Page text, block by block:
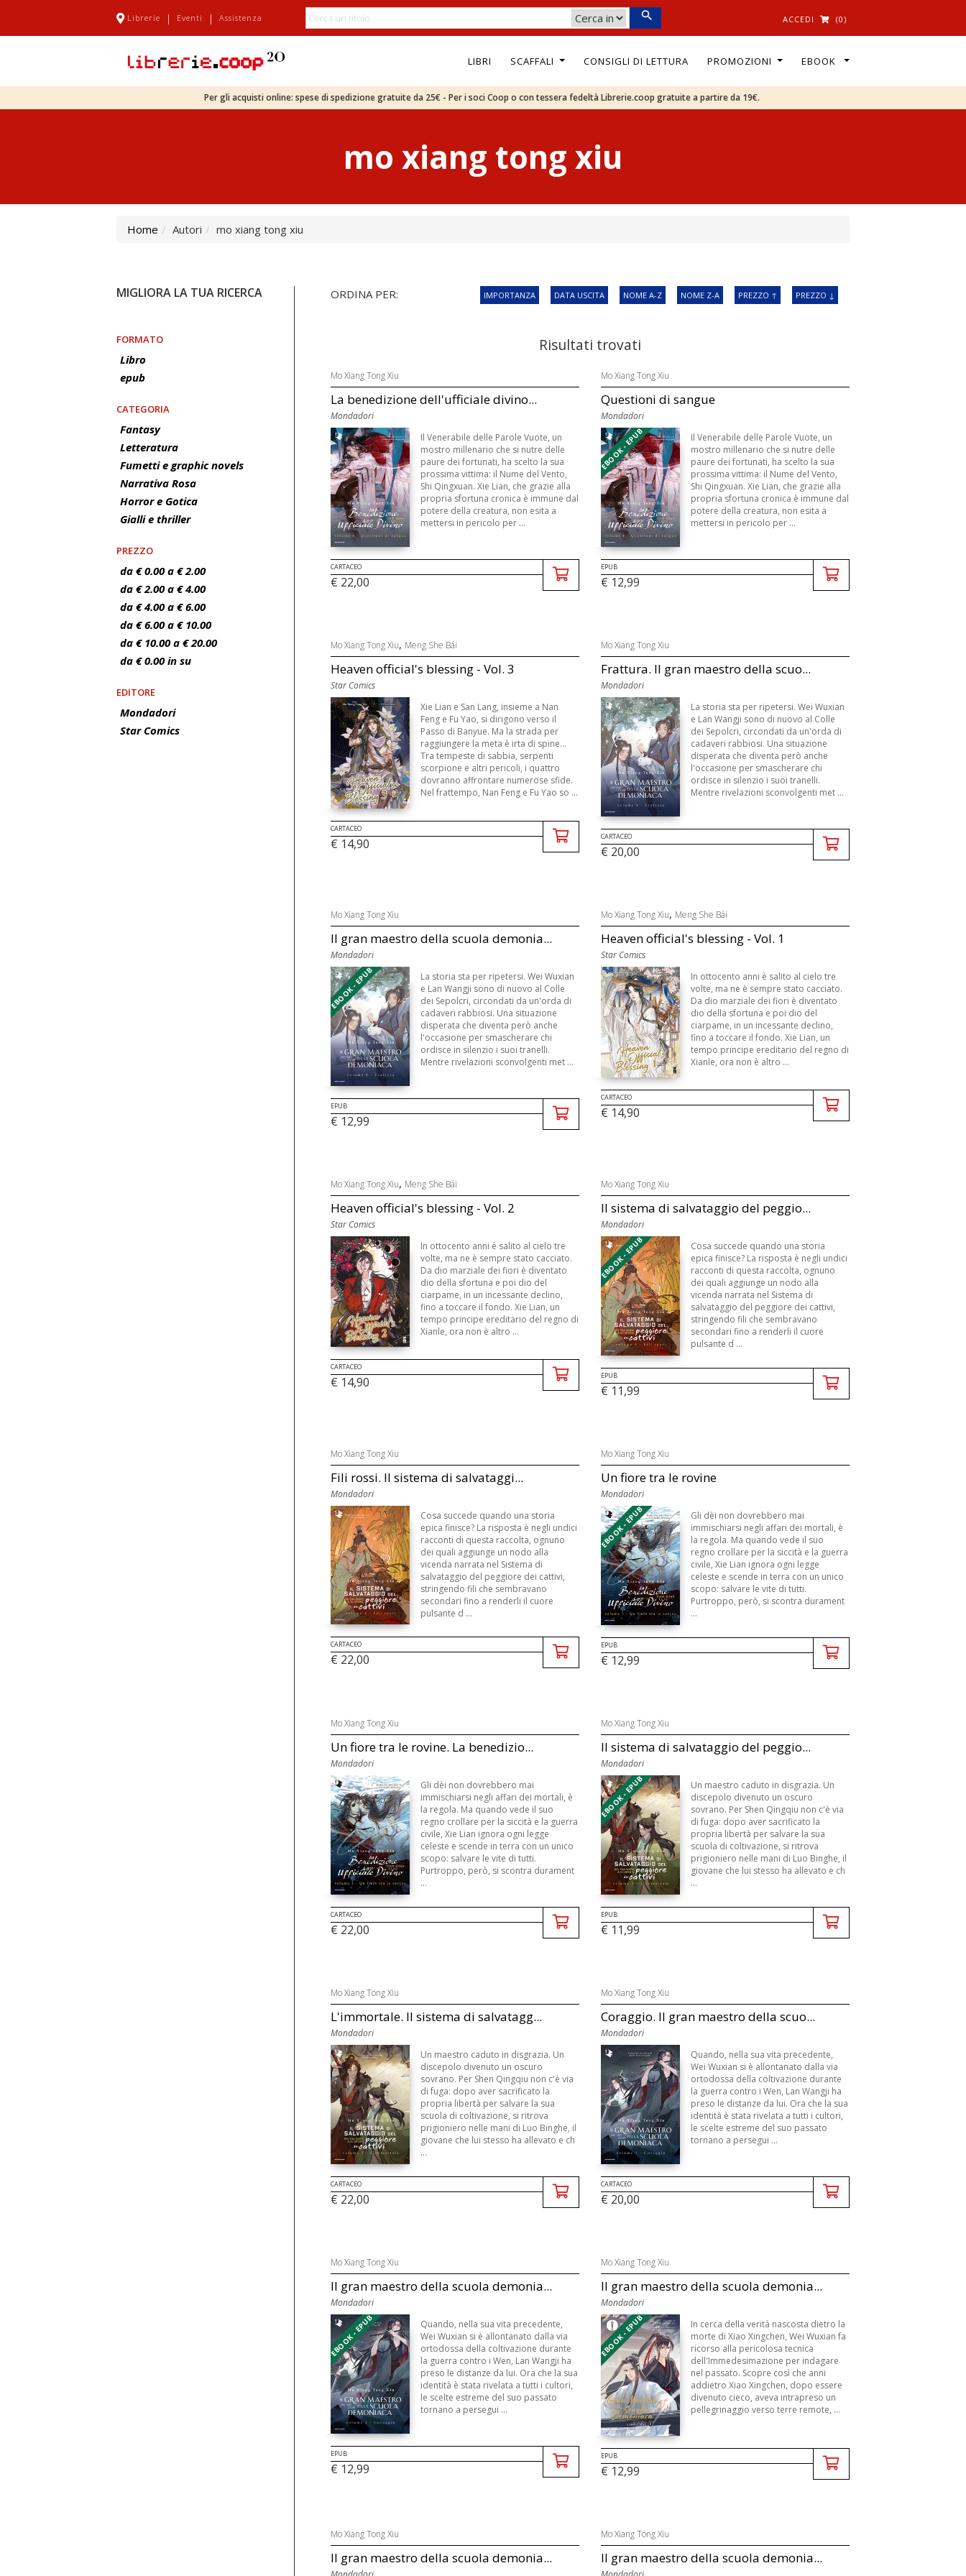
Librerie | Eventi | Assistenza ACCEDI (0)
LIBRI SCAFFALI CONSIGLI DI LETTURA PROMOZIONI EBOOK
Per gli acquisti online: spese di spedizione gratuite da 25€ - Per i soci Coop o con tessera fedeltà Librerie.coop gratuite a partire da 19€.
mo xiang tong xiu
Home Autori mo xiang tong xiu
MIGLIORA LA TUA RICERCA
FORMATO
Libro
epub
CATEGORIA
Fantasy
Letteratura
Fumetti e graphic novels
Narrativa Rosa
Horror e Gotica
Gialli e thriller
PREZZO
da € 0.00 a € 2.00
da € 2.00 a € 4.00
da € 4.00 a € 6.00
da € 6.00 a € 10.00
da € 10.00 a € 20.00
da € 0.00 in su
EDITORE
Mondadori
Star Comics
ORDINA PER: IMPORTANZA DATA USCITA NOME A-Z NOME Z-A PREZZO ↑ PREZZO ↓
Risultati trovati
Mo Xiang Tong Xiu
La benedizione dell'ufficiale divino...
Mondadori
Il Venerabile delle Parole Vuote, un
mostro millenario che si nutre delle
paure dei fortunati, ha scelto la sua
prossima vittima: il Nume del Vento,
Shi Qingxuan. Xie Lian, che grazie alla
propria sfortuna cronica è immune dal
potere della creatura, non esita a
mettersi in pericolo per ...
CARTACEO
€ 22,00
Mo Xiang Tong Xiu
Questioni di sangue
Mondadori
EBOOK - EPUB
Il Venerabile delle Parole Vuote, un
mostro millenario che si nutre delle
paure dei fortunati, ha scelto la sua
prossima vittima: il Nume del Vento,
Shi Qingxuan. Xie Lian, che grazie alla
propria sfortuna cronica è immune dal
potere della creatura, non esita a
mettersi in pericolo per ...
EPUB
€ 12,99
Mo Xiang Tong Xiu, Meng She Bái
Heaven official's blessing - Vol. 3
Star Comics
Xie Lian e San Lang, insieme a Nan
Feng e Fu Yao, si dirigono verso il
Passo di Banyue. Ma la strada per
raggiungere la meta è irta di spine...
Tra tempeste di sabbia, serpenti
scorpione e altri pericoli, i quattro
dovranno affrontare numerose sfide.
Nel frattempo, Nan Feng e Fu Yao so ...
CARTACEO
€ 14,90
Mo Xiang Tong Xiu
Frattura. Il gran maestro della scuo...
Mondadori
La storia sta per ripetersi. Wei Wuxian
e Lan Wangji sono di nuovo al Colle
dei Sepolcri, circondati da un'orda di
cadaveri rabbiosi. Una situazione
disperata che diventa però anche
l'occasione per smascherare chi
ordisce in silenzio i suoi tranelli.
Mentre rivelazioni sconvolgenti met ...
CARTACEO
€ 20,00
Mo Xiang Tong Xiu
Il gran maestro della scuola demonia...
Mondadori
EBOOK - EPUB
La storia sta per ripetersi. Wei Wuxian
e Lan Wangji sono di nuovo al Colle
dei Sepolcri, circondati da un'orda di
cadaveri rabbiosi. Una situazione
disperata che diventa però anche
l'occasione per smascherare chi
ordisce in silenzio i suoi tranelli.
Mentre rivelazioni sconvolgenti met ...
EPUB
€ 12,99
Mo Xiang Tong Xiu, Meng She Bái
Heaven official's blessing - Vol. 1
Star Comics
In ottocento anni è salito al cielo tre
volte, ma ne è sempre stato cacciato.
Da dio marziale dei fiori è diventato
dio della sfortuna e poi dio del
ciarpame, in un incessante declino,
fino a toccare il fondo. Xie Lian, un
tempo principe ereditario del regno di
Xianle, ora non è altro ...
CARTACEO
€ 14,90
Mo Xiang Tong Xiu, Meng She Bái
Heaven official's blessing - Vol. 2
Star Comics
In ottocento anni è salito al cielo tre
volte, ma ne è sempre stato cacciato.
Da dio marziale dei fiori è diventato
dio della sfortuna e poi dio del
ciarpame, in un incessante declino,
fino a toccare il fondo. Xie Lian, un
tempo principe ereditario del regno di
Xianle, ora non è altro ...
CARTACEO
€ 14,90
Mo Xiang Tong Xiu
Il sistema di salvataggio del peggio...
Mondadori
EBOOK - EPUB
Cosa succede quando una storia
epica finisce? La risposta è negli undici
racconti di questa raccolta, ognuno
dei quali aggiunge un nodo alla
vicenda narrata nel Sistema di
salvataggio del peggiore dei cattivi,
stringendo fili che sembravano
secondari fino a renderli il cuore
pulsante d ...
EPUB
€ 11,99
Mo Xiang Tong Xiu
Fili rossi. Il sistema di salvataggi...
Mondadori
Cosa succede quando una storia
epica finisce? La risposta è negli undici
racconti di questa raccolta, ognuno
dei quali aggiunge un nodo alla
vicenda narrata nel Sistema di
salvataggio del peggiore dei cattivi,
stringendo fili che sembravano
secondari fino a renderli il cuore
pulsante d ...
CARTACEO
€ 22,00
Mo Xiang Tong Xiu
Un fiore tra le rovine
Mondadori
EBOOK - EPUB
Gli dèi non dovrebbero mai
immischiarsi negli affari dei mortali, è
la regola. Ma quando vede il suo
regno crollare per la siccità e la guerra
civile, Xie Lian ignora ogni legge
celeste e scende in terra con un unico
scopo: salvare le vite di tutti.
Purtroppo, però, si scontra durament
...
EPUB
€ 12,99
Mo Xiang Tong Xiu
Un fiore tra le rovine. La benedizio...
Mondadori
Gli dèi non dovrebbero mai
immischiarsi negli affari dei mortali, è
la regola. Ma quando vede il suo
regno crollare per la siccità e la guerra
civile, Xie Lian ignora ogni legge
celeste e scende in terra con un unico
scopo: salvare le vite di tutti.
Purtroppo, però, si scontra durament
...
CARTACEO
€ 22,00
Mo Xiang Tong Xiu
Il sistema di salvataggio del peggio...
Mondadori
EBOOK - EPUB
Un maestro caduto in disgrazia. Un
discepolo divenuto un oscuro
sovrano. Per Shen Qingqiu non c'è via
di fuga: dopo aver sacrificato la
propria libertà per salvare la sua
scuola di coltivazione, si ritrova
prigioniero nelle mani di Luo Binghe, il
giovane che lui stesso ha allevato e ch
...
EPUB
€ 11,99
Mo Xiang Tong Xiu
L'immortale. Il sistema di salvatagg...
Mondadori
Un maestro caduto in disgrazia. Un
discepolo divenuto un oscuro
sovrano. Per Shen Qingqiu non c'è via
di fuga: dopo aver sacrificato la
propria libertà per salvare la sua
scuola di coltivazione, si ritrova
prigioniero nelle mani di Luo Binghe, il
giovane che lui stesso ha allevato e ch
...
CARTACEO
€ 22,00
Mo Xiang Tong Xiu
Coraggio. Il gran maestro della scuo...
Mondadori
Quando, nella sua vita precedente,
Wei Wuxian si è allontanato dalla via
ortodossa della coltivazione durante
la guerra contro i Wen, Lan Wangji ha
preso le distanze da lui. Ora che la sua
identità è stata rivelata a tutti i cultori,
le scelte estreme del suo passato
tornano a persegui ...
CARTACEO
€ 20,00
Mo Xiang Tong Xiu
Il gran maestro della scuola demonia...
Mondadori
EBOOK - EPUB
Quando, nella sua vita precedente,
Wei Wuxian si è allontanato dalla via
ortodossa della coltivazione durante
la guerra contro i Wen, Lan Wangji ha
preso le distanze da lui. Ora che la sua
identità è stata rivelata a tutti i cultori,
le scelte estreme del suo passato
tornano a persegui ...
EPUB
€ 12,99
Mo Xiang Tong Xiu
Il gran maestro della scuola demonia...
Mondadori
EBOOK - EPUB
In cerca della verità nascosta dietro la
morte di Xiao Xingchen, Wei Wuxian fa
ricorso alla pericolosa tecnica
dell'Immedesimazione per indagare
nel passato. Scopre così che anni
addietro Xiao Xingchen, dopo essere
divenuto cieco, aveva intrapreso un
pellegrinaggio verso terre remote, ...
EPUB
€ 12,99
Mo Xiang Tong Xiu
Il gran maestro della scuola demonia...
Mo Xiang Tong Xiu
Il gran maestro della scuola demonia...